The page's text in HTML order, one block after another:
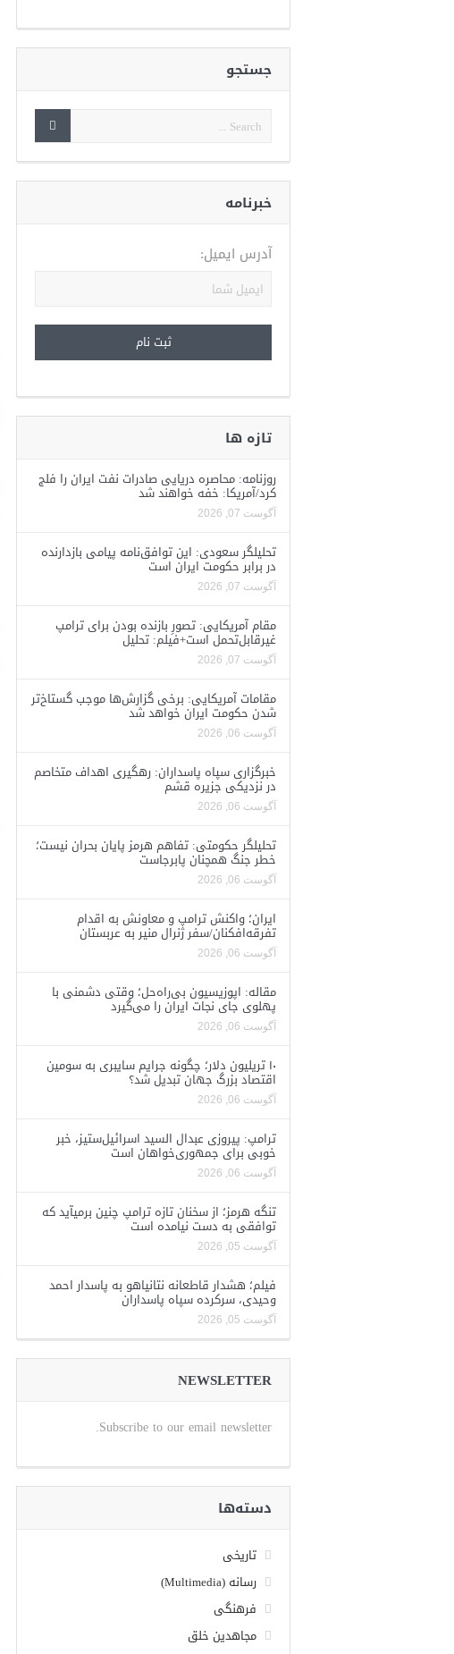
جستجو
خبرنامه
آدرس ایمیل:
تازه ها
روزنامه: محاصره دریایی صادرات نفت ایران را فلج
کرد/آمریکا: خفه خواهند شد
آگوست 07, 2026
تحلیلگر سعودی: این توافق‌نامه پیامی بازدارنده
در برابر حکومت ایران است
آگوست 07, 2026
مقام آمریکایی: تصورِ بازنده بودن برای ترامپ
غیرقابل‌تحمل است+فیلم: تحلیل
آگوست 07, 2026
مقامات آمریکایی: برخی گزارش‌ها موجب گستاخ‌تر
شدن حکومت ایران خواهد شد
آگوست 06, 2026
خبرگزاری سپاه پاسداران: رهگیری اهداف متخاصم
در نزدیکی جزیره قشم
آگوست 06, 2026
تحلیلگر حکومتی: تفاهم هرمز پایان بحران نیست؛
خطر جنگ همچنان پابرجاست
آگوست 06, 2026
ایران؛ واکنش ترامپ و معاونش به اقدام
تفرقه‌افکنان/سفر ژنرال منیر به عربستان
آگوست 06, 2026
مقاله: اپوزیسیون بی‌راه‌حل؛ وقتی دشمنی با
پهلوی جای نجات ایران را می‌گیرد
آگوست 06, 2026
۱۰ تریلیون دلار؛ چگونه جرایم سایبری به سومین
اقتصاد بزرگ جهان تبدیل شد؟
آگوست 06, 2026
ترامپ: پیروزی عبدال السید اسرائیل‌ستیز، خبر
خوبی برای جمهوری‌خواهان است
آگوست 06, 2026
تنگه هرمز؛ از سخنان تازه ترامپ چنین برمیآید که
توافقی به دست نیامده است
آگوست 05, 2026
فیلم؛ هشدار قاطعانه نتانیاهو به پاسدار احمد
وحیدی، سرکرده سپاه پاسداران
آگوست 05, 2026
NEWSLETTER
Subscribe to our email newsletter.
دسته‌ها
تاریخی
رسانه (Multimedia)
فرهنگی
مجاهدین خلق